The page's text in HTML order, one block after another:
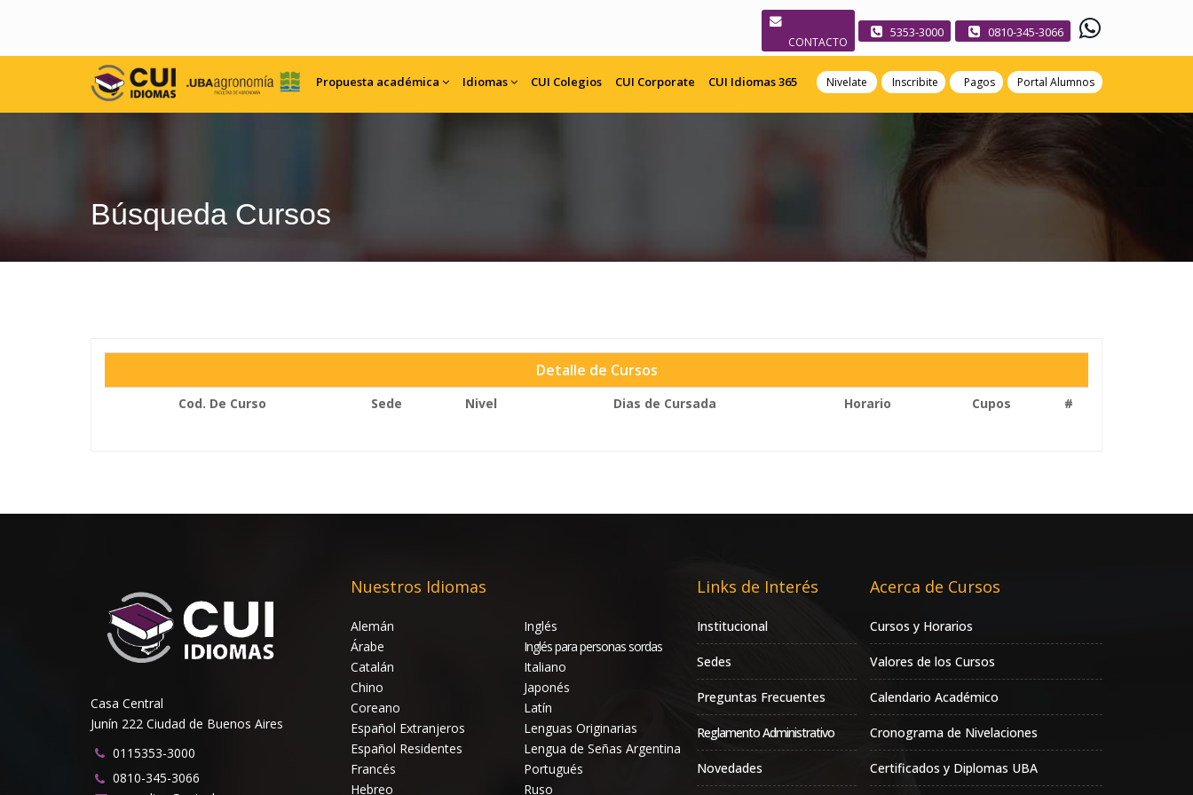
CONTACTO
5353-3000 0810-345-3066
Nivelate Inscribite Pagos Portal Alumnos
Propuesta académica Idiomas CUI Colegios CUI Corporate CUI Idiomas 365
Búsqueda Cursos
Detalle de Cursos
Cod. De Curso Sede Nivel Dias de Cursada Horario Cupos #
Casa Central
Junín 222 Ciudad de Buenos Aires
0115353-3000
0810-345-3066
Nuestros Idiomas
Alemán
Árabe
Catalán
Chino
Coreano
Español Extranjeros
Español Residentes
Francés
Hebreo
Inglés
Inglés para personas sordas
Italiano
Japonés
Latín
Lenguas Originarias
Lengua de Señas Argentina
Portugués
Ruso
Links de Interés
Institucional
Sedes
Preguntas Frecuentes
Reglamento Administrativo
Novedades
Acerca de Cursos
Cursos y Horarios
Valores de los Cursos
Calendario Académico
Cronograma de Nivelaciones
Certificados y Diplomas UBA